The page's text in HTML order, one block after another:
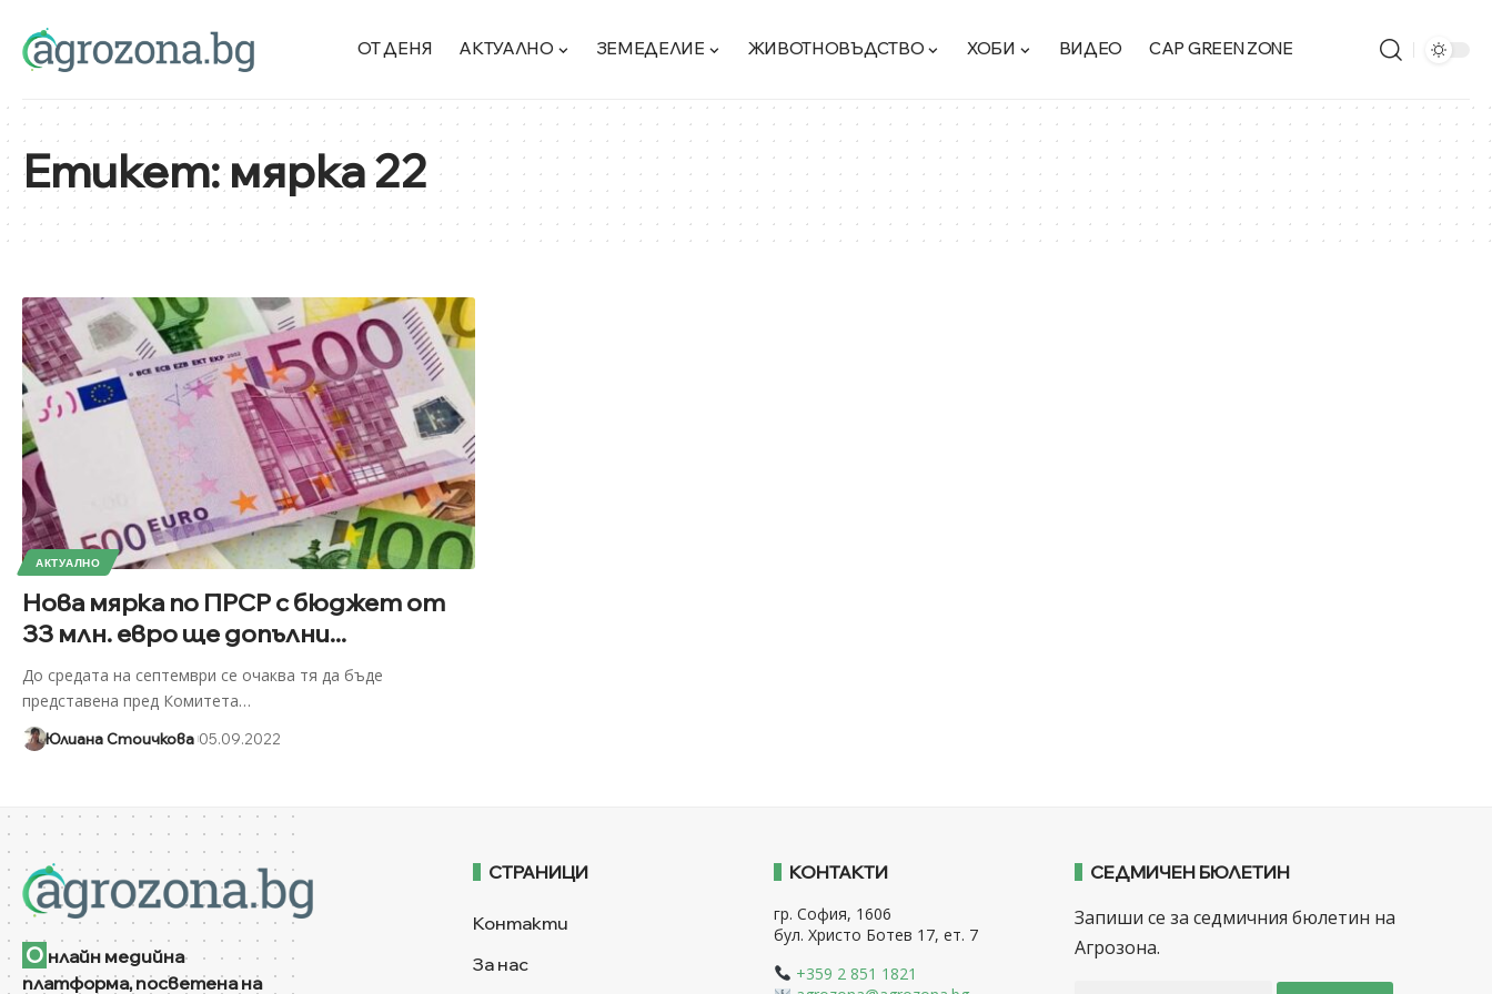
ОТ ДЕНЯ АКТУАЛНО ЗЕМЕДЕЛИЕ ЖИВОТНОВЪДСТВО ХОБИ ВИДЕО CAP GREEN ZONE
Етикет:мярка 22
АКТУАЛНО
Нова мярка по ПРСР с бюджет от
33 млн. евро ще допълни...
До средата на септември се очаква тя да бъде
представена пред Комитета…
Юлиана Стоичкова 05.09.2022
О нлайн медийна
платформа, посветена на
СТРАНИЦИ
Контакти
За нас
КОНТАКТИ
гр. София, 1606
бул. Христо Ботев 17, ет. 7
+359 2 851 1821
СЕДМИЧЕН БЮЛЕТИН
Запиши се за седмичния бюлетин на
Агрозона.